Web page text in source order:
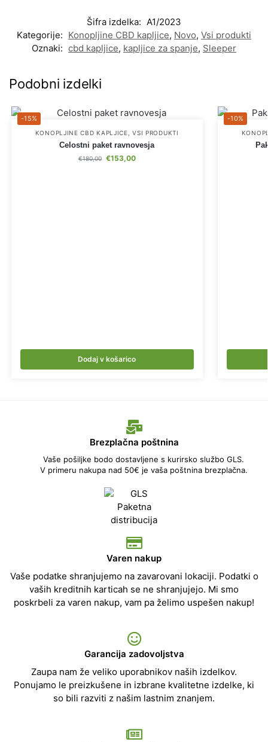
Šifra izdelka: A1/2023
Kategorije: Konopljine CBD kapljice, Novo, Vsi produkti
Oznaki: cbd kapljice, kapljice za spanje, Sleeper
Podobni izdelki
-15%
KONOPLJINE CBD KAPLJICE ,VSI PRODUKTI
Celostni paket ravnovesja
€180,00 €153,00
Dodaj v košarico
-10%
Brezplačna poštnina
Vaše pošiljke bodo dostavljene s kurirsko službo GLS.
V primeru nakupa nad 50€ je vaša poštnina brezplačna.
Varen nakup
Vaše podatke shranjujemo na zavarovani lokaciji. Podatki o
vaših kreditnih karticah se ne shranjujejo. Mi smo
poskrbeli za varen nakup, vam pa želimo uspešen nakup!
Garancija zadovoljstva
Zaupa nam že veliko uporabnikov naših izdelkov.
Ponujamo le preizkušene in izbrane kvalitetne izdelke, ki
so bili razviti z našim lastnim znanjem.